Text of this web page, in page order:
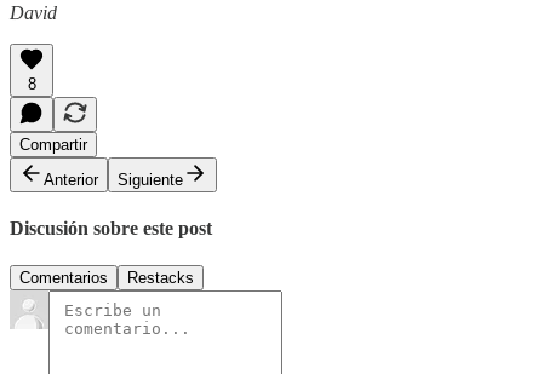
David
8
Compartir
Anterior
Siguiente
Discusión sobre este post
Comentarios Restacks